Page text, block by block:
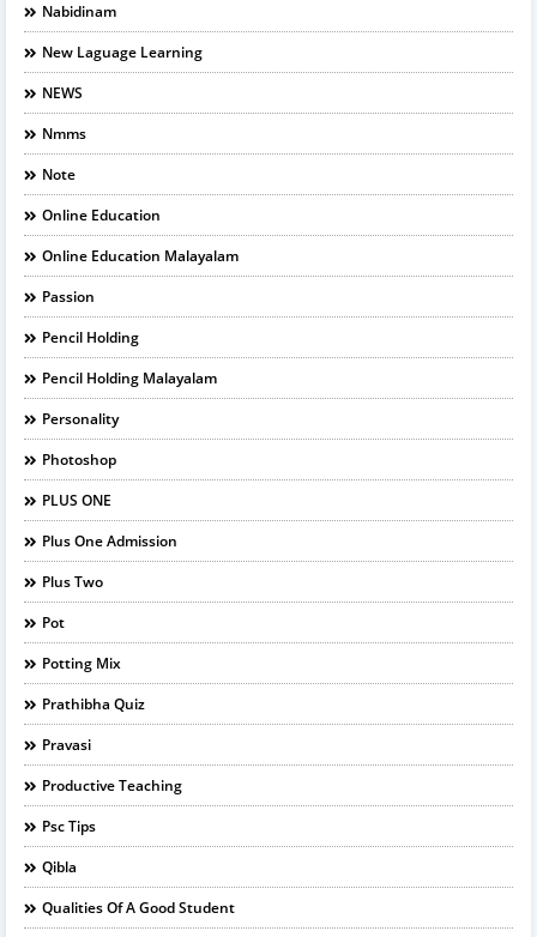
Nabidinam
New Laguage Learning
NEWS
Nmms
Note
Online Education
Online Education Malayalam
Passion
Pencil Holding
Pencil Holding Malayalam
Personality
Photoshop
PLUS ONE
Plus One Admission
Plus Two
Pot
Potting Mix
Prathibha Quiz
Pravasi
Productive Teaching
Psc Tips
Qibla
Qualities Of A Good Student